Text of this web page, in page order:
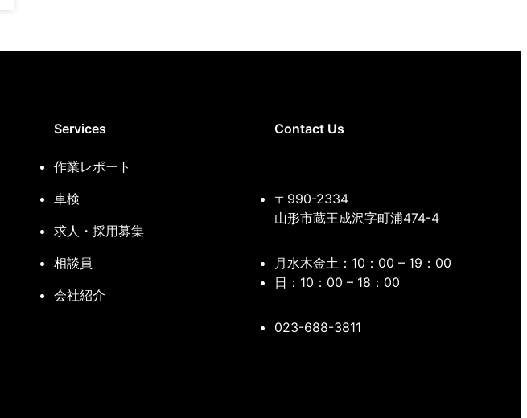
Services
作業レポート
車検
求人・採用募集
相談員
会社紹介
Contact Us
〒990-2334
山形市蔵王成沢字町浦474-4
月水木金土：10：00 – 19：00
日：10：00 – 18：00
023-688-3811